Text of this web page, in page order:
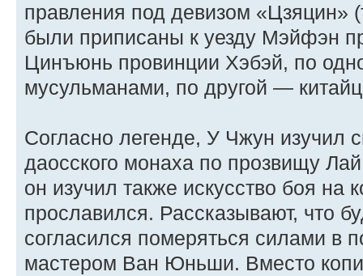
правления под девизом «Цзяцин»
были приписаны к уезду Мэйфэн
Цинъюнь провинции Хэбэй, по
мусульманами, по другой —
Согласно легенде, У Чжун изучил
даосского монаха по прозвищу
он изучил также искусство боя на
прославился. Рассказывают, что
согласился померяться силами в
мастером Ван Юньши. Вместо